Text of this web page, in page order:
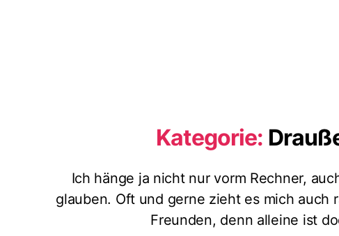
Kategorie:
Ich hänge ja nicht nur vorm Rechner,
glauben. Oft und gerne zieht es mich auch
Freunden, denn alleine ist